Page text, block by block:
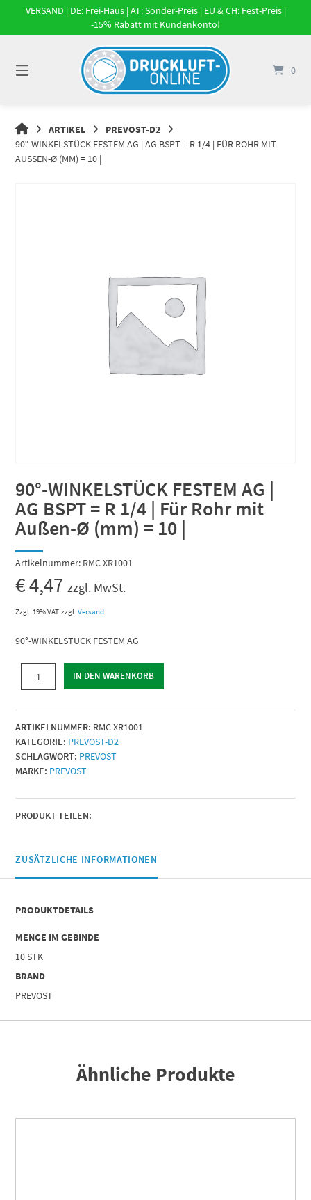
Springe
Inhalt
VERSAND | DE: Frei-Haus | AT: Sonder-Preis | EU & CH: Fest-Preis |
-15% Rabatt mit Kundenkonto!
0
DRUCKLUFT-
ONLINE
|
ARTIKEL
PREVOST-D2
90°-WINKELSTÜCK FESTEM AG | AG BSPT = R 1/4 | FÜR ROHR MIT
AUSSEN-Ø (MM) = 10 |
90°-WINKELSTÜCK FESTEM AG |
AG BSPT = R 1/4 | Für Rohr mit
Außen-Ø (mm) = 10 |
Artikelnummer: RMC XR1001
€4,47 zzgl. MwSt.
Zzgl. 19% VAT zzgl.Versand
90°-WINKELSTÜCK FESTEM AG
WINKELSTÜCK
AG
|
AG
BSPT
=
1/4
|
mit
Außen-
10
Menge
IN DEN WARENKORB
ARTIKELNUMMER: RMC XR1001
KATEGORIE: PREVOST-D2
SCHLAGWORT: PREVOST
MARKE: PREVOST
PRODUKT TEILEN:
ZUSÄTZLICHE INFORMATIONEN
PRODUKTDETAILS
MENGE IM GEBINDE
10 STK
BRAND
PREVOST
Ähnliche Produkte